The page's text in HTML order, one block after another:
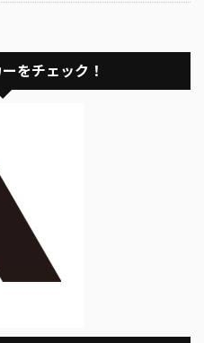
をチェック！